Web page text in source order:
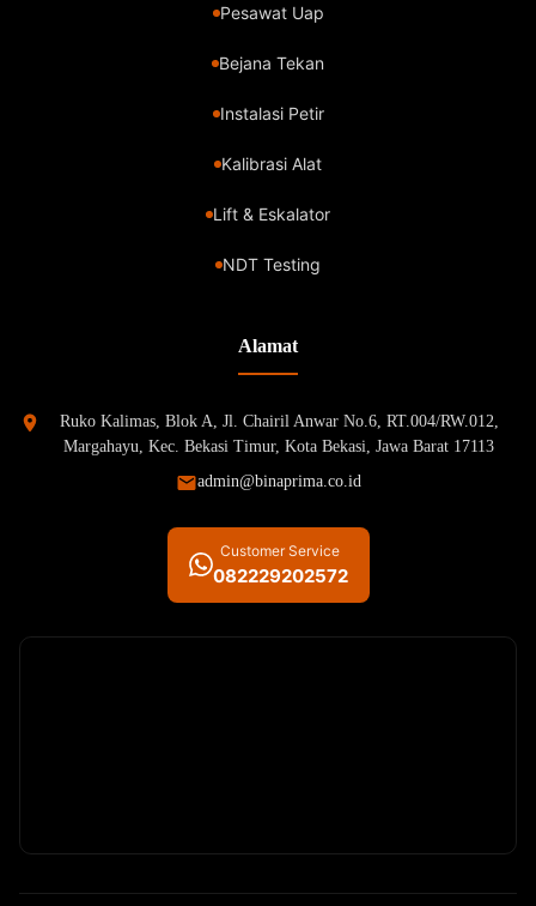
Pesawat Uap
Bejana Tekan
Instalasi Petir
Kalibrasi Alat
Lift & Eskalator
NDT Testing
Alamat
Ruko Kalimas, Blok A, Jl. Chairil Anwar No.6, RT.004/RW.012,
Margahayu, Kec. Bekasi Timur, Kota Bekasi, Jawa Barat 17113
admin@binaprima.co.id
Customer Service
082229202572